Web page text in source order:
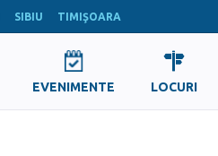
SIBIU TIMIŞOARA
EVENIMENTE LOCURI